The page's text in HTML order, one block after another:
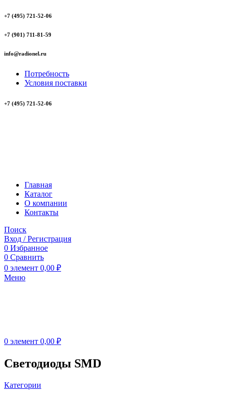
+7 (495) 721-52-06
+7 (901) 711-81-59
info@radionel.ru
Потребность
Условия поставки
+7 (495) 721-52-06
Главная
Каталог
О компании
Контакты
Поиск
Вход / Регистрация
0 Избранное
0 Сравнить
0 элемент 0,00 ₽
Меню
0 элемент 0,00 ₽
Светодиоды SMD
Категории